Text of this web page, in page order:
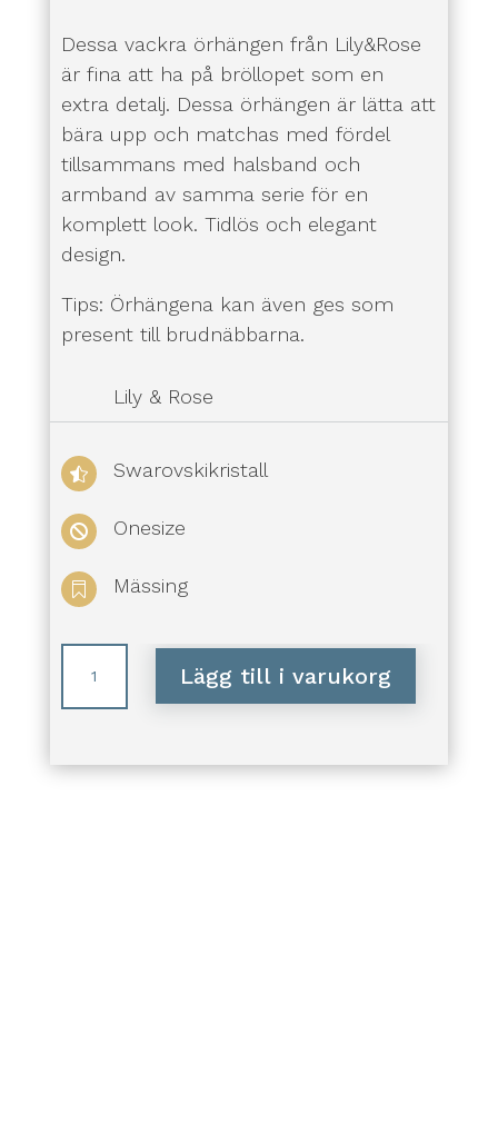
Dessa vackra örhängen från Lily&Rose
är fina att ha på bröllopet som en
extra detalj. Dessa örhängen är lätta att
bära upp och matchas med fördel
tillsammans med halsband och
armband av samma serie för en
komplett look. Tidlös och elegant
design.
Tips: Örhängena kan även ges som
present till brudnäbbarna.
Lily & Rose
 Swarovskikristall
 Onesize
 Mässing
Sofia
Crystal
Lägg till i varukorg